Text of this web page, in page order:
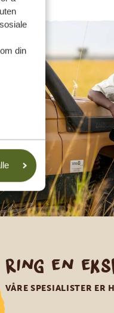
din
Ring en
VÅRE SPESIALISTER ER